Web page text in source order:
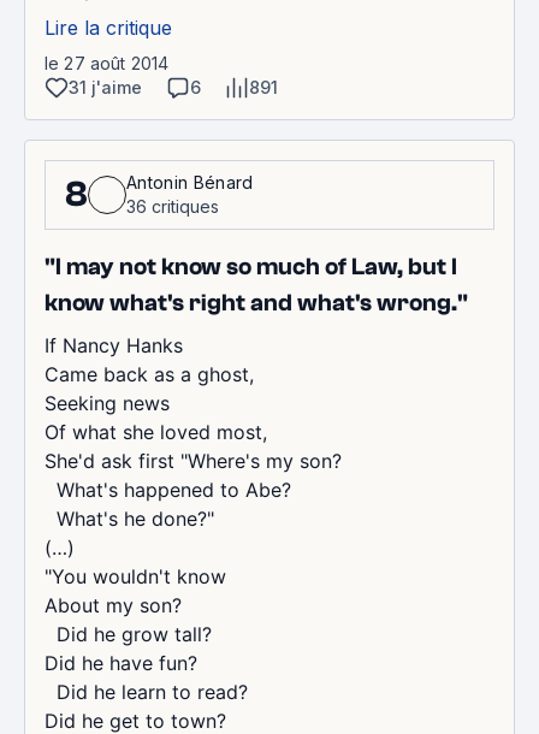
Lire la critique
le 27 août 2014
31 j'aime
6 891
8
Antonin Bénard
36 critiques
"I may not know so much of Law, but I
know what's right and what's wrong."
If Nancy Hanks
Came back as a ghost,
Seeking news
Of what she loved most,
She'd ask first "Where's my son?
What's happened to Abe?
What's he done?"
(…)
"You wouldn't know
About my son?
Did he grow tall?
Did he have fun?
Did he learn to read?
Did he get to town?